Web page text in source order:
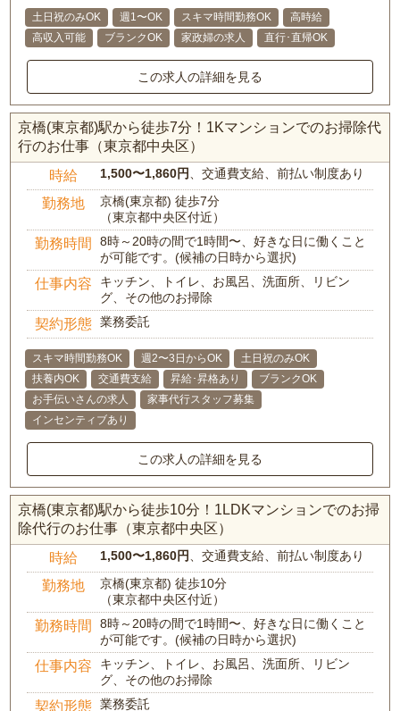
土日祝のみOK 週1〜OK スキマ時間勤務OK
高時給
高収入可能
ブランクOK 家政婦の求人 直行･直帰OK
この求人の詳細を見る
京橋(東京都)駅から徒歩7分！1Kマンションでのお掃除代
行のお仕事（東京都中央区）
時給 1,500〜1,860円 、交通費支給、前払い制度あり
勤務地
京橋(東京都) 徒歩7分
（東京都中央区付近）
勤務時間
8時～20時の間で1時間〜、好きな日に働くこと
が可能です。(候補の日時から選択)
仕事内容
キッチン、トイレ、お風呂、洗面所、リビン
グ、その他のお掃除
契約形態 業務委託
スキマ時間勤務OK 週2〜3日からOK
土日祝のみOK
扶養内OK
交通費支給 昇給･昇格あり
ブランクOK
お手伝いさんの求人
家事代行スタッフ募集
インセンティブあり
この求人の詳細を見る
京橋(東京都)駅から徒歩10分！1LDKマンションでのお掃
除代行のお仕事（東京都中央区）
時給 1,500〜1,860円 、交通費支給、前払い制度あり
勤務地
京橋(東京都) 徒歩10分
（東京都中央区付近）
勤務時間
8時～20時の間で1時間〜、好きな日に働くこと
が可能です。(候補の日時から選択)
仕事内容
キッチン、トイレ、お風呂、洗面所、リビン
グ、その他のお掃除
契約形態 業務委託